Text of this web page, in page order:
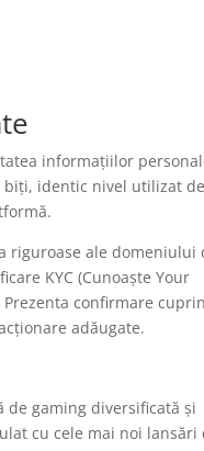
informațiilor
biți, identic nivel utilizat
riguroase ale domeniului
KYC (Cunoaște Your
confirmare
adăugate.
gaming diversificată și
cu cele mai noi lansări